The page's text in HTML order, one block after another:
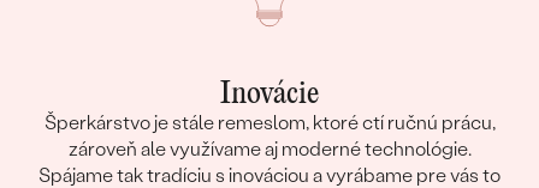
Inovácie
Šperkárstvo je stále remeslom, ktoré ctí ručnú prácu,
zároveň ale využívame aj moderné technológie.
Spájame tak tradíciu s inováciou a vyrábame pre vás to